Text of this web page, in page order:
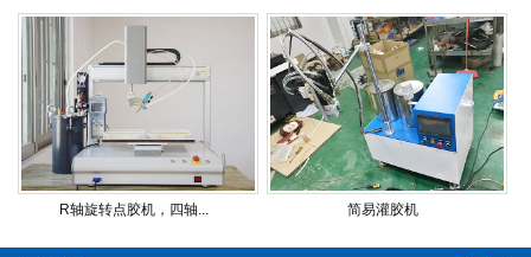
R轴旋转点胶机，四轴... 简易灌胶机